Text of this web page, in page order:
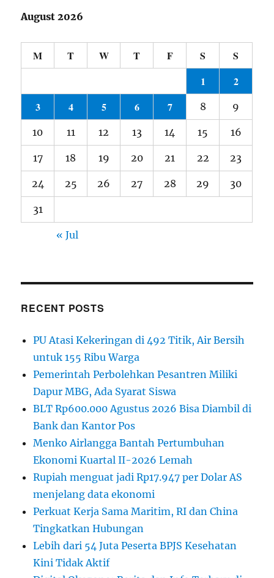
August 2026
M T W T F S
S
1
2
3
4 5 6 7 8 9
10 11 12 13 14 15 16
17 18 19 20 21 22 23
24 25 26 27 28 29 30
31
« Jul
RECENT POSTS
PU Atasi Kekeringan di 492 Titik, Air Bersih
untuk 155 Ribu Warga
Pemerintah Perbolehkan Pesantren Miliki
Dapur MBG, Ada Syarat Siswa
BLT Rp600.000 Agustus 2026 Bisa Diambil di
Bank dan Kantor Pos
Menko Airlangga Bantah Pertumbuhan
Ekonomi Kuartal II-2026 Lemah
Rupiah menguat jadi Rp17.947 per Dolar AS
menjelang data ekonomi
Perkuat Kerja Sama Maritim, RI dan China
Tingkatkan Hubungan
Lebih dari 54 Juta Peserta BPJS Kesehatan
Kini Tidak Aktif